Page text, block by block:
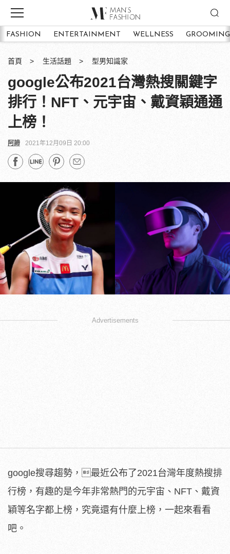
FASHION ENTERTAINMENT WELLNESS GROOMING
首頁 生活話題 型男知識家
google公布2021台灣熱搜關鍵字
排行！NFT、元宇宙、戴資穎通通
上榜！
阿諦 2021年12月09日 20:00
Advertisements
google搜尋趨勢，最近公布了2021台灣年度熱搜排
行榜，有趣的是今年非常熱門的元宇宙、NFT、戴資
穎等名字都上榜，究竟還有什麼上榜，一起來看看
吧。